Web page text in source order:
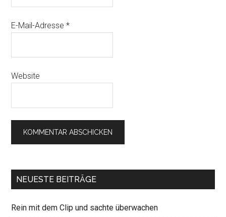
E-Mail-Adresse*
Website
NEUESTE BEITRÄGE
Rein mit dem Clip und sachte überwachen